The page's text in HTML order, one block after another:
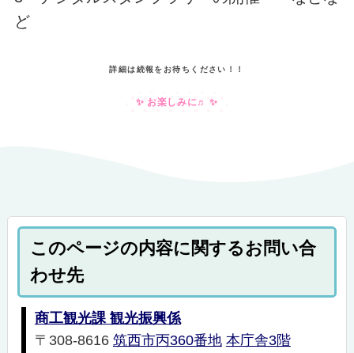
ど
詳細は続報をお待ちください！！
✨ お楽しみに♬ ✨
このページの内容に関するお問い合
わせ先
商工観光課 観光振興係
〒308-8616 筑西市丙360番地 本庁舎3階